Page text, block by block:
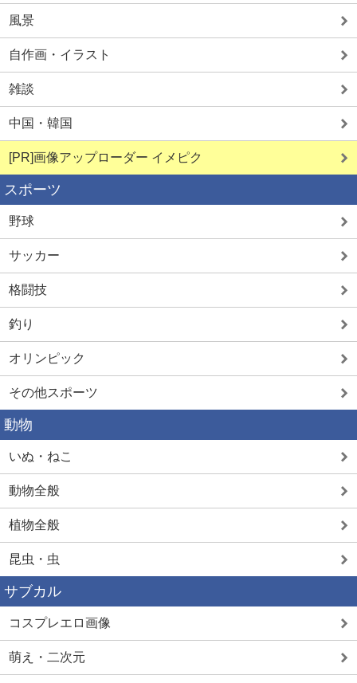
風景
自作画・イラスト
雑談
中国・韓国
[PR]画像アップローダー イメピク
スポーツ
野球
サッカー
格闘技
釣り
オリンピック
その他スポーツ
動物
いぬ・ねこ
動物全般
植物全般
昆虫・虫
サブカル
コスプレエロ画像
萌え・二次元